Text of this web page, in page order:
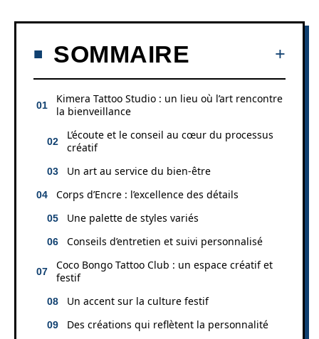
SOMMAIRE
Kimera Tattoo Studio : un lieu où l’art rencontre
la bienveillance
L’écoute et le conseil au cœur du processus
créatif
Un art au service du bien-être
Corps d’Encre : l’excellence des détails
Une palette de styles variés
Conseils d’entretien et suivi personnalisé
Coco Bongo Tattoo Club : un espace créatif et
festif
Un accent sur la culture festif
Des créations qui reflètent la personnalité